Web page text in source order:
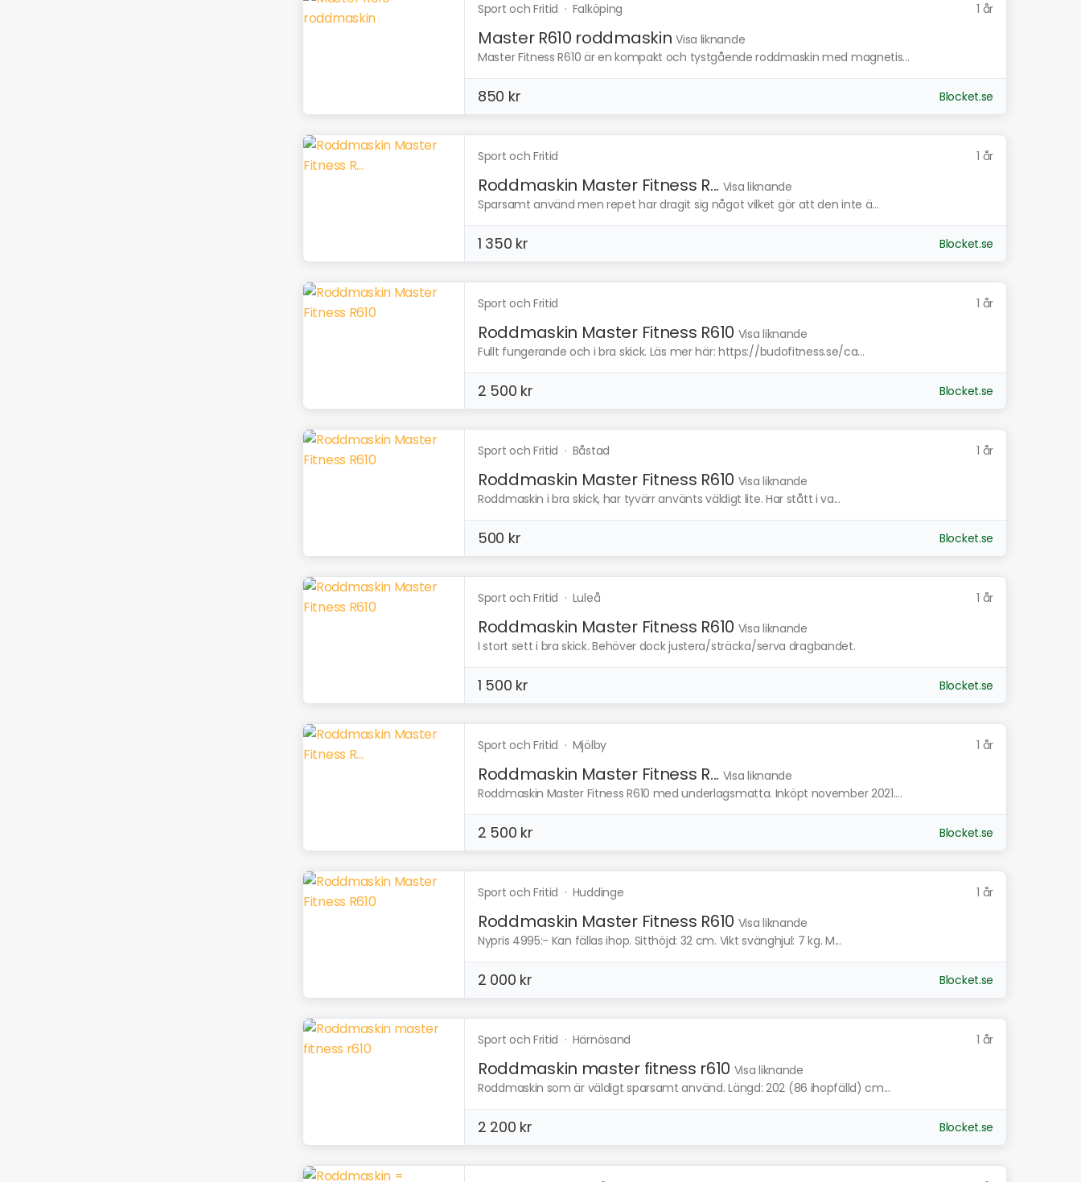
Sport och Fritid · Falköping 1 år
Master R610 roddmaskin Visa liknande
Master Fitness R610 är en kompakt och tystgående roddmaskin med magnetis...
850 kr Blocket.se
Sport och Fritid 1 år
Roddmaskin Master Fitness R... Visa liknande
Sparsamt använd men repet har dragit sig något vilket gör att den inte ä...
1 350 kr Blocket.se
Sport och Fritid 1 år
Roddmaskin Master Fitness R610 Visa liknande
Fullt fungerande och i bra skick. Läs mer här: https://budofitness.se/ca...
2 500 kr Blocket.se
Sport och Fritid · Båstad 1 år
Roddmaskin Master Fitness R610 Visa liknande
Roddmaskin i bra skick, har tyvärr använts väldigt lite. Har stått i va...
500 kr Blocket.se
Sport och Fritid · Luleå 1 år
Roddmaskin Master Fitness R610 Visa liknande
I stort sett i bra skick. Behöver dock justera/sträcka/serva dragbandet.
1 500 kr Blocket.se
Sport och Fritid · Mjölby 1 år
Roddmaskin Master Fitness R... Visa liknande
Roddmaskin Master Fitness R610 med underlagsmatta. Inköpt november 2021....
2 500 kr Blocket.se
Sport och Fritid · Huddinge 1 år
Roddmaskin Master Fitness R610 Visa liknande
Nypris 4995:- Kan fällas ihop. Sitthöjd: 32 cm. Vikt svänghjul: 7 kg. M...
2 000 kr Blocket.se
Sport och Fritid · Härnösand 1 år
Roddmaskin master fitness r610 Visa liknande
Roddmaskin som är väldigt sparsamt använd. Längd: 202 (86 ihopfälld) cm...
2 200 kr Blocket.se